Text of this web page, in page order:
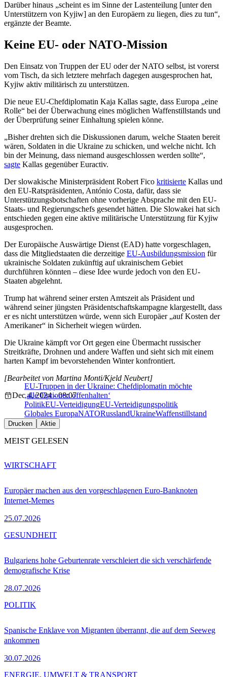
Darüber hinaus „scheint es im Sinne der Lastenteilung [unter den
Unterstützern von Kyjiw] an den Europäern zu liegen, dies zu tun“,
ergänzte der Beamte.
Keine EU- oder NATO-Mission
Den Einsatz von Truppen der EU oder der NATO selbst, ist vorerst
vom Tisch, da sich letztere mehrfach dagegen ausgesprochen hat,
Kyjiw aktiv militärisch zu unterstützen.
Die neue EU-Chefdiplomatin Kaja Kallas sagte, dass Europa „eine
Rolle“ bei der Überwachung eines möglichen Waffenstillstands und
der Überprüfung seiner Einhaltung spielen könne.
„Bisher drehten sich die Diskussionen darum, welche Staaten bereit
wären, Soldaten in die Ukraine zu schicken, und welche nicht. Ich
bin der Meinung, dass niemand ausgeschlossen werden sollte“,
sagte Kallas gegenüber Euractiv.
Der slowakische Ministerpräsident Robert Fico kritisierte Kallas und
den EU-Ratspräsidenten, António Costa, dafür, dass sie
Unterstützungsbotschaften ohne vorherige Absprache mit den EU-
Staats- und Regierungschefs gesendet hätten. Die Slowakei hat sich
entschieden gegen eine aktive militärische Unterstützung für Kyjiw
ausgesprochen.
Der Europäische Auswärtige Dienst (EAD) hatte vorgeschlagen,
dass die Mitgliedstaaten die derzeitige EU-Ausbildungsmission für
ukrainische Soldaten zukünftig auf ukrainischem Gebiet
durchführen könnten – diese Idee wurde jedoch von den EU-
Staaten abgelehnt.
Trump hat während seiner ersten Amtszeit als Präsident und
während seiner jüngsten Präsidentschaftskampagne klargestellt, dass
er es nicht unterstützen würde, wenn sich Europäer „auf Kosten der
Amerikaner“ in Sicherheit wiegen würden.
Die Ukraine kämpft vor Ort gegen eine Übermacht russischer
Streitkräfte, Drohnen und andere Waffen und sieht sich mit einem
harten Kampf im bevorstehenden Winter konfrontiert.
EU-Truppen in der Ukraine: Chefdiplomatin möchte
‚alle Optionen offenhalten‘
[Bearbeitet von Martina Monti/Kjeld Neubert]
Dec 4, 2024 - 08:07
PolitikEU-VerteidigungEU-Verteidigungspolitik
Globales EuropaNATORusslandUkraineWaffenstillstand
Drucken Aktie
MEIST GELESEN
Europäer machen aus den vorgeschlagenen Euro-Banknoten
Internet-Memes
25.07.2026
WIRTSCHAFT
Bulgariens hohe Geburtenrate verschleiert die sich verschärfende
demografische Krise
28.07.2026
GESUNDHEIT
Spanische Enklave von Migranten überrannt, die auf dem Seeweg
ankommen
30.07.2026
POLITIK
ENERGIE, UMWELT & TRANSPORT